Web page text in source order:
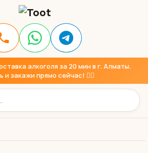
алкоголя за 20 мин в г. Алматы.
и закажи прямо сейчас! 👇🏼